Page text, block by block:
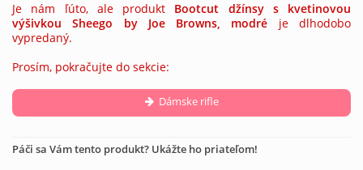
Je nám ľúto, ale produkt Bootcut džínsy s kvetinovou
výšivkou Sheego by Joe Browns, modré je dlhodobo
vypredaný.
Prosím, pokračujte do sekcie:
Dámske rifle
Páči sa Vám tento produkt? Ukážte ho priateľom!